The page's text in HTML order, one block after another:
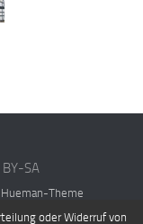
SA
Hueman-Theme
oder Widerruf von